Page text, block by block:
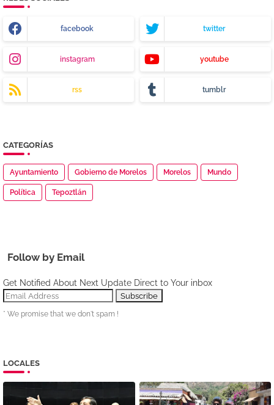
facebook twitter
instagram youtube
rss tumblr
CATEGORÍAS
Ayuntamiento Gobierno de Morelos Morelos Mundo
Política Tepoztlán
Follow by Email
Get Notified About Next Update Direct to Your inbox
* We promise that we don't spam !
LOCALES